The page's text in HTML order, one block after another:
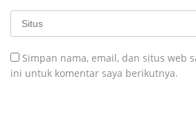
Simpan nama, email, dan situs web
ini untuk komentar saya berikutnya.